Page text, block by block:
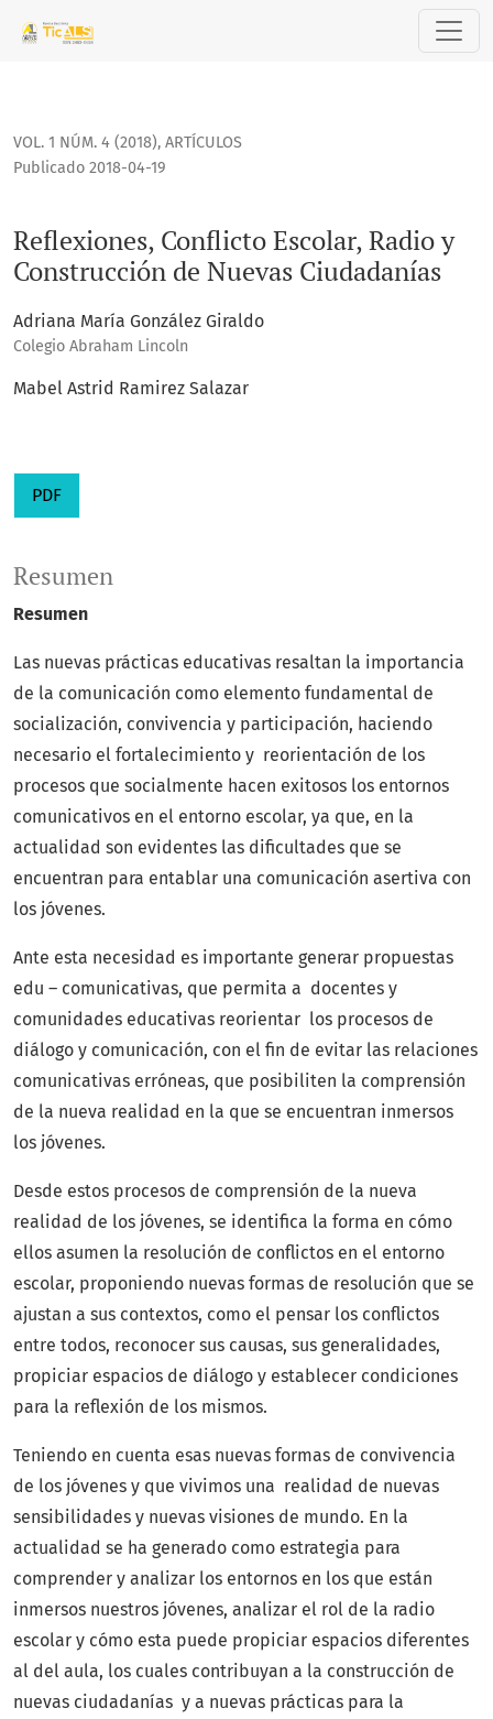
Reflexiones, Conflicto Escolar, Radio y Construcción de
VOL. 1 NÚM. 4 (2018), ARTÍCULOS
Reflexiones, Conflicto Escolar, Radio y
Construcción de Nuevas Ciudadanías
Publicado 2018-04-19
Adriana María González Giraldo
Colegio Abraham Lincoln
Mabel Astrid Ramirez Salazar
PDF
Resumen
Resumen
Las nuevas prácticas educativas resaltan la importancia
de la comunicación como elemento fundamental de
socialización, convivencia y participación, haciendo
necesario el fortalecimiento y reorientación de los
procesos que socialmente hacen exitosos los entornos
comunicativos en el entorno escolar, ya que, en la
actualidad son evidentes las dificultades que se
encuentran para entablar una comunicación asertiva con
los jóvenes.
Ante esta necesidad es importante generar propuestas
edu – comunicativas, que permita a docentes y
comunidades educativas reorientar los procesos de
diálogo y comunicación, con el fin de evitar las relaciones
comunicativas erróneas, que posibiliten la comprensión
de la nueva realidad en la que se encuentran inmersos
los jóvenes.
Desde estos procesos de comprensión de la nueva
realidad de los jóvenes, se identifica la forma en cómo
ellos asumen la resolución de conflictos en el entorno
escolar, proponiendo nuevas formas de resolución que se
ajustan a sus contextos, como el pensar los conflictos
entre todos, reconocer sus causas, sus generalidades,
propiciar espacios de diálogo y establecer condiciones
para la reflexión de los mismos.
Teniendo en cuenta esas nuevas formas de convivencia
de los jóvenes y que vivimos una realidad de nuevas
sensibilidades y nuevas visiones de mundo. En la
actualidad se ha generado como estrategia para
comprender y analizar los entornos en los que están
inmersos nuestros jóvenes, analizar el rol de la radio
escolar y cómo esta puede propiciar espacios diferentes
al del aula, los cuales contribuyan a la construcción de
nuevas ciudadanías y a nuevas prácticas para la